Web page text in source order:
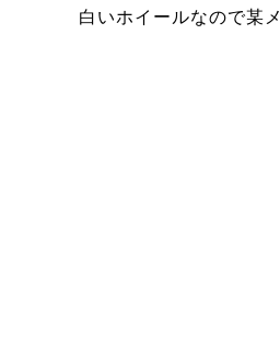
白いホイールなので某